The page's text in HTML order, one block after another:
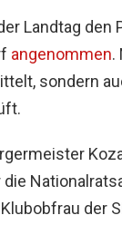
Landtag den
angenommen.
sondern
die
der